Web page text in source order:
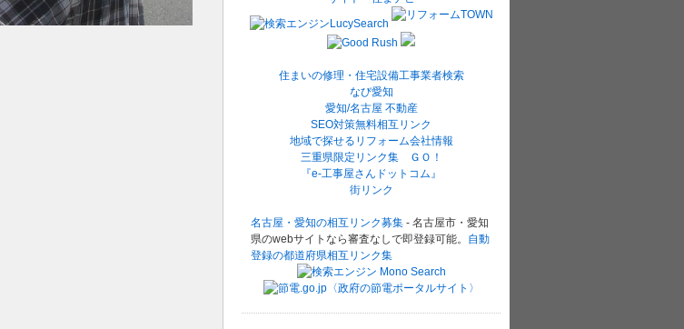
住まいの修理・住宅設備工事業者検索
なび愛知
愛知/名古屋 不動産
SEO対策無料相互リンク
地域で探せるリフォーム会社情報
三重県限定リンク集 ＧＯ！
『e-工事屋さんドットコム』
街リンク
名古屋・愛知の相互リンク募集 - 名古屋市・愛知
県のwebサイトなら審査なしで即登録可能。 自動
登録の都道府県相互リンク集